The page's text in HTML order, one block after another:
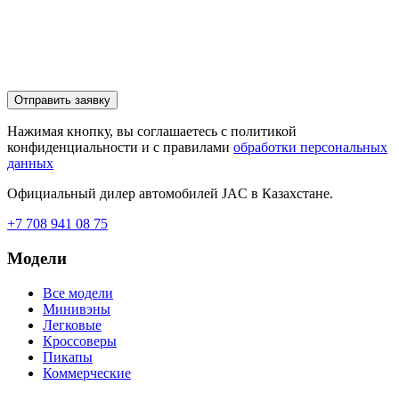
Отправить заявку
Нажимая кнопку, вы соглашаетесь с политикой
конфиденциальности и с правилами обработки персональных
данных
Официальный дилер автомобилей JAC в Казахстане.
+7 708 941 08 75
Модели
Все модели
Минивэны
Легковые
Кроссоверы
Пикапы
Коммерческие